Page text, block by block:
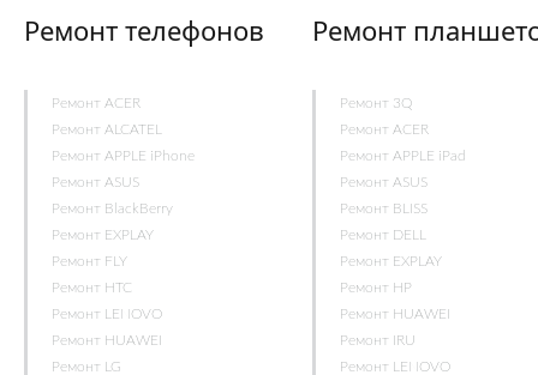
Ремонт телефонов
Ремонт ACER
Ремонт ALCATEL
Ремонт APPLE iPhone
Ремонт ASUS
Ремонт BlackBerry
Ремонт EXPLAY
Ремонт FLY
Ремонт HTC
Ремонт LENOVO
Ремонт HUAWEI
Ремонт LG
Ремонт
Ремонт 3Q
Ремонт ACER
Ремонт APPLE iPad
Ремонт ASUS
Ремонт BLISS
Ремонт DELL
Ремонт EXPLAY
Ремонт HP
Ремонт HUAWEI
Ремонт IRU
Ремонт LENOVO